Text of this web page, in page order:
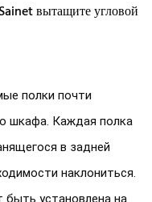
вытащите угловой
полки почти
шкафа. Каждая полка
в задней
наклониться.
быть установлена ​​на